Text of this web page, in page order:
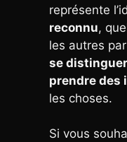
représente
reconnu,
les autres
se distinguer
prendre des
les choses.
Si vous